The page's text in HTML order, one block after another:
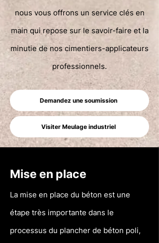
nous vous offrons un service clés en
main qui repose sur le savoir-faire et la
minutie de nos cimentiers-applicateurs
professionnels.
Demandez une soumission
Visiter Meulage industriel
Mise en place
La mise en place du béton est une
étape très importante dans le
processus du plancher de béton poli,